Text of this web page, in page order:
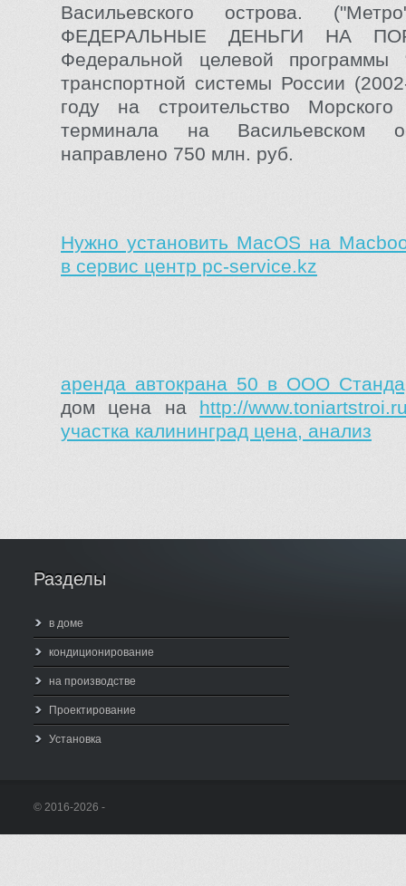
Васильевского острова.
ФЕДЕРАЛЬНЫЕ ДЕНЬГИ НА
Федеральной целевой программы
транспортной системы России
году на строительство Морского
терминала на Васильевском
направлено 750 млн. руб.
Нужно установить MacOS на
в сервис центр pc-service.kz
аренда автокрана 50 в ООО
дом цена на http://
участка калининград цена, анализ
Разделы
в доме
кондиционирование
на производстве
Проектирование
Установка
© 2016-2026 -